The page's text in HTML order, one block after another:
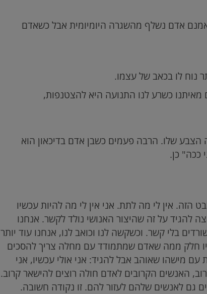
אדם נשלף מהשגרה היומיומית אבל כשאדם
נוח לו בכאב של עצמו.
מאיתנו כשרע לנו התנועה היא להצטנפות,
הצבע שלו. הרבה פעמים כשבן אדם בדיכאון הוא
ככה" כן.
הזה. אין לי מה לתת. אני אין לי מה להיות עכשיו
להגיד על זה שהיצור האנושי נולד לקשר. אנחנו
בלי קשר. וכשקשה לנו וכואב לנו, אנחנו עוד יותר
חלק ממה שאדם שמתמודד עם מחלה צריך להסכים
מישהו שאוהב אבל להגיד: אני אולי עכשיו, אני
האנשים הקרובים לאדם חולה רוצים להישאר קרוב.
גם לאנשים שלהם לעזור להם. זו נקודה חשובה.